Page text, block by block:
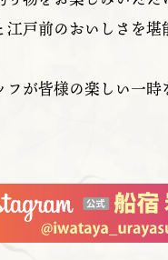
江戸前のおいしさを堪
フが皆様の楽しい一時